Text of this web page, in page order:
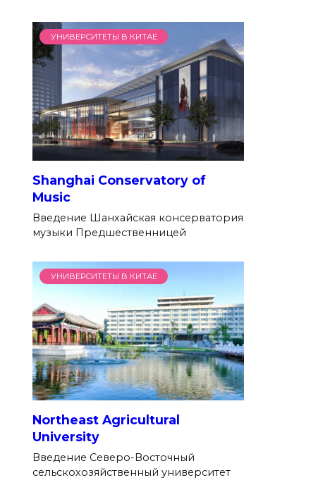
УНИВЕРСИТЕТЫ В КИТАЕ
Shanghai Conservatory of
Music
Введение Шанхайская консерватория
музыки Предшественницей
УНИВЕРСИТЕТЫ В КИТАЕ
Northeast Agricultural
University
Введение Северо-Восточный
сельскохозяйственный университет